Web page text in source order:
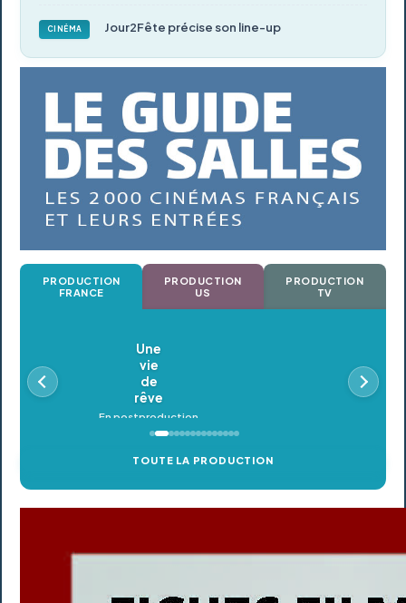
CINÉMA Jour2Fête précise son line-up
PRODUCTION
FRANCE
PRODUCTION
US
PRODUCTION
TV
Oldeupe
En postproduction
TOUTE LA PRODUCTION